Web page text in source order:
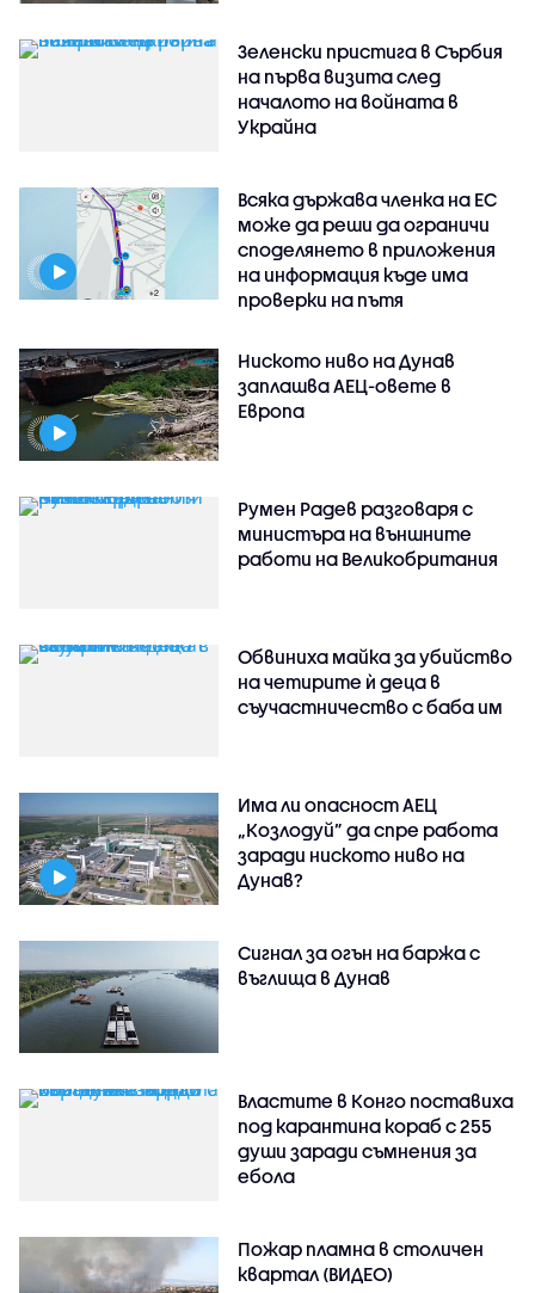
Зеленски пристига в Сърбия
на първа визита след
началото на войната в
Украйна
Всяка държава членка на ЕС
може да реши да ограничи
споделянето в приложения
на информация къде има
проверки на пътя
Ниското ниво на Дунав
заплашва АЕЦ-овете в
Европа
Румен Радев разговаря с
министъра на външните
работи на Великобритания
Обвиниха майка за убийство
на четирите ѝ деца в
съучастничество с баба им
Има ли опасност АЕЦ
„Козлодуй” да спре работа
заради ниското ниво на
Дунав?
Сигнал за огън на баржа с
въглища в Дунав
Властите в Конго поставиха
под карантина кораб с 255
души заради съмнения за
ебола
Пожар пламна в столичен
квартал (ВИДЕО)